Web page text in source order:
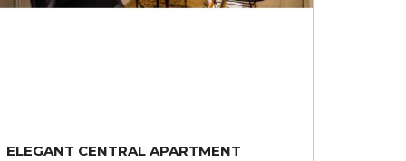
ELEGANT CENTRAL APARTMENT